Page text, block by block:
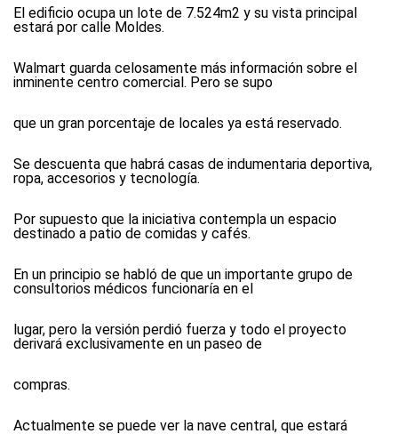
El edificio ocupa un lote de 7.524m2 y su vista principal
estará por calle Moldes.
Walmart guarda celosamente más información sobre el
inminente centro comercial. Pero se supo
que un gran porcentaje de locales ya está reservado.
Se descuenta que habrá casas de indumentaria deportiva,
ropa, accesorios y tecnología.
Por supuesto que la iniciativa contempla un espacio
destinado a patio de comidas y cafés.
En un principio se habló de que un importante grupo de
consultorios médicos funcionaría en el
lugar, pero la versión perdió fuerza y todo el proyecto
derivará exclusivamente en un paseo de
compras.
Actualmente se puede ver la nave central, que estará